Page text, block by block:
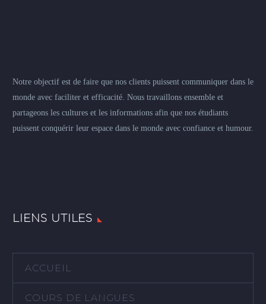
Notre objectif est de faire que nos clients puissent communiquer dans le
monde avec faciliter et efficacité. Nous travaillons ensemble et
partageons les cultures et les informations afin que nos étudiants
puissent conquérir leur espace dans le monde avec confiance et humour.
LIENS UTILES
ACCUEIL
COURS DE LANGUES